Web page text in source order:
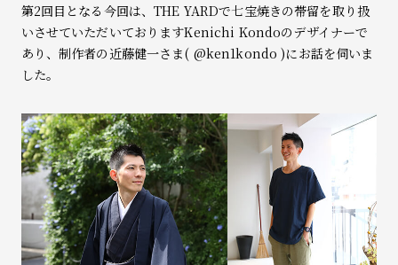
第2回目となる今回は、THE YARDで七宝焼きの帯留を取り扱
いさせていただいておりますKenichi Kondoのデザイナーで
あり、制作者の近藤健一さま( @ken1kondo)にお話を伺いま
した。